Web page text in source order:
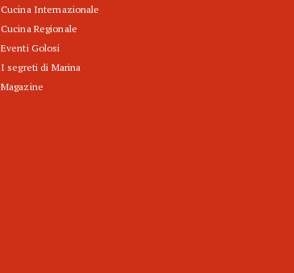
Cucina Internazionale
Cucina Regionale
Eventi Golosi
I segreti di Marina
Magazine